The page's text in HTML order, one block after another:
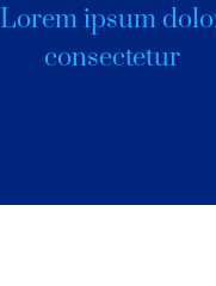
Lorem ipsum
consectetur